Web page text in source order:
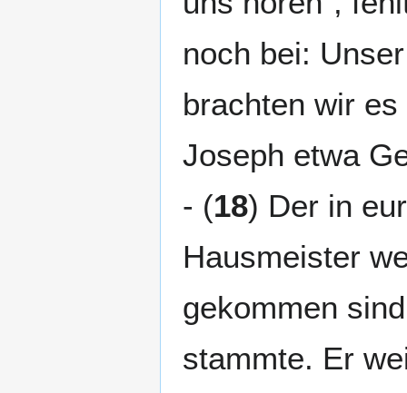
noch bei:
brachten wir
Joseph etwa
- (18) Der in
Hausmeister
gekommen
stammte. Er